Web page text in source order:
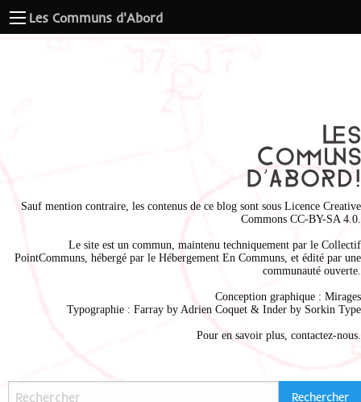
Les Communs d'Abord
Sauf mention contraire, les contenus de ce blog sont sous Licence Creative
Commons CC-BY-SA 4.0
Le site est un commun, maintenu techniquement par le Collectif
PointCommuns , hébergé par le Hébergement En Communs , et édité par une
communauté ouverte.
Conception graphique : Mirages
Typographie : Farray by Adrien Coquet & Inder by Sorkin Type
Pour en savoir plus, contactez-nous